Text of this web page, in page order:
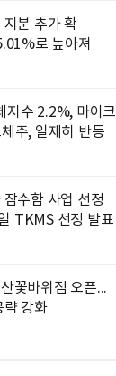
지분 추가 확
로 높아져
지수 2.2%, 마이크
주, 일제히 반등
수함 사업 선정
TKMS 선정 발표
꽃바위점 오픈...
략 강화